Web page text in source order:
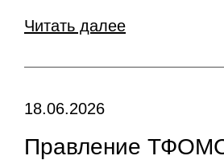
Читать далее
18.06.2026
Правление